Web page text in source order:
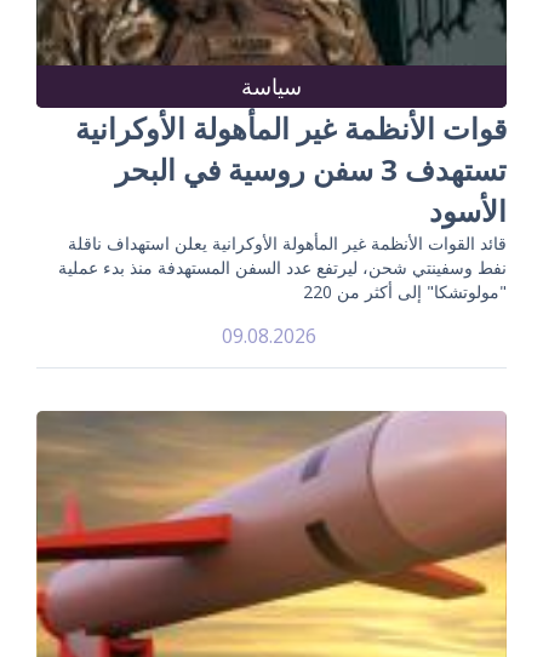
سياسة
قوات الأنظمة غير المأهولة الأوكرانية
تستهدف 3 سفن روسية في البحر
الأسود
قائد القوات الأنظمة غير المأهولة الأوكرانية يعلن استهداف ناقلة
نفط وسفينتي شحن، ليرتفع عدد السفن المستهدفة منذ بدء عملية
"مولوتشكا" إلى أكثر من 220
09.08.2026